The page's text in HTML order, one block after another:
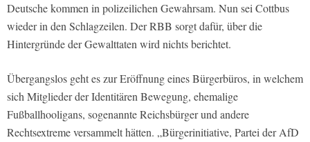
Deutsche kommen in polizeilichen Gewahrsam. Nun sei Cottbus
wieder in den Schlagzeilen. Der RBB sorgt dafür, über die
Hintergründe der Gewalttaten wird nichts berichtet.
Übergangslos geht es zur Eröffnung eines Bürgerbüros, in welchem
sich Mitglieder der Identitären Bewegung, ehemalige
Fußballhooligans, sogenannte Reichsbürger und andere
Rechtsextreme versammelt hätten. „Bürgerinitiative, Partei der AfD